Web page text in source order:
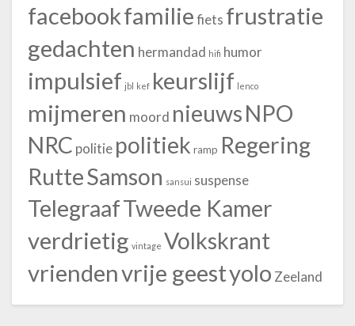
facebookfamiliefiets frustratie
gedachten hermandad hifi humor
impulsief jbl kef keurslijf lenco
mijmeren moord nieuwsNPO
NRC politie politiek ramp Regering
RutteSamson sansui suspense
TelegraafTweede Kamer
verdrietig vintage Volkskrant
vriendenvrije geestyolo Zeeland